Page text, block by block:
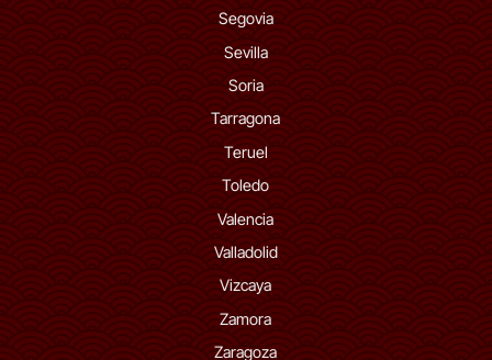
Segovia
Sevilla
Soria
Tarragona
Teruel
Toledo
Valencia
Valladolid
Vizcaya
Zamora
Zaragoza